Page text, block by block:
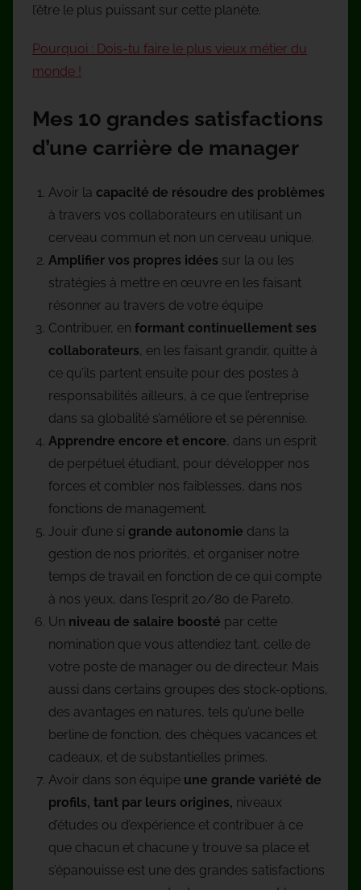
l’être le plus puissant sur cette planète.
Pourquoi : Dois-tu faire le plus vieux métier du
monde !
Mes 10 grandes satisfactions
d’une carrière de manager
Avoir la capacité de résoudre des problèmes
à travers vos collaborateurs en utilisant un
cerveau commun et non un cerveau unique.
Amplifier vos propres idées sur la ou les
stratégies à mettre en œuvre en les faisant
résonner au travers de votre équipe
Contribuer, en formant continuellement ses
collaborateurs, en les faisant grandir, quitte à
ce qu’ils partent ensuite pour des postes à
responsabilités ailleurs, à ce que l’entreprise
dans sa globalité s’améliore et se pérennise.
Apprendre encore et encore, dans un esprit
de perpétuel étudiant, pour développer nos
forces et combler nos faiblesses, dans nos
fonctions de management.
Jouir d’une si grande autonomie dans la
gestion de nos priorités, et organiser notre
temps de travail en fonction de ce qui compte
à nos yeux, dans l’esprit 20/80 de Pareto.
Un niveau de salaire boosté par cette
nomination que vous attendiez tant, celle de
votre poste de manager ou de directeur. Mais
aussi dans certains groupes des stock-options,
des avantages en natures, tels qu’une belle
berline de fonction, des chèques vacances et
cadeaux, et de substantielles primes.
Avoir dans son équipe une grande variété de
profils, tant par leurs origines, niveaux
d’études ou d’expérience et contribuer à ce
que chacun et chacune y trouve sa place et
s’épanouisse est une des grandes satisfactions